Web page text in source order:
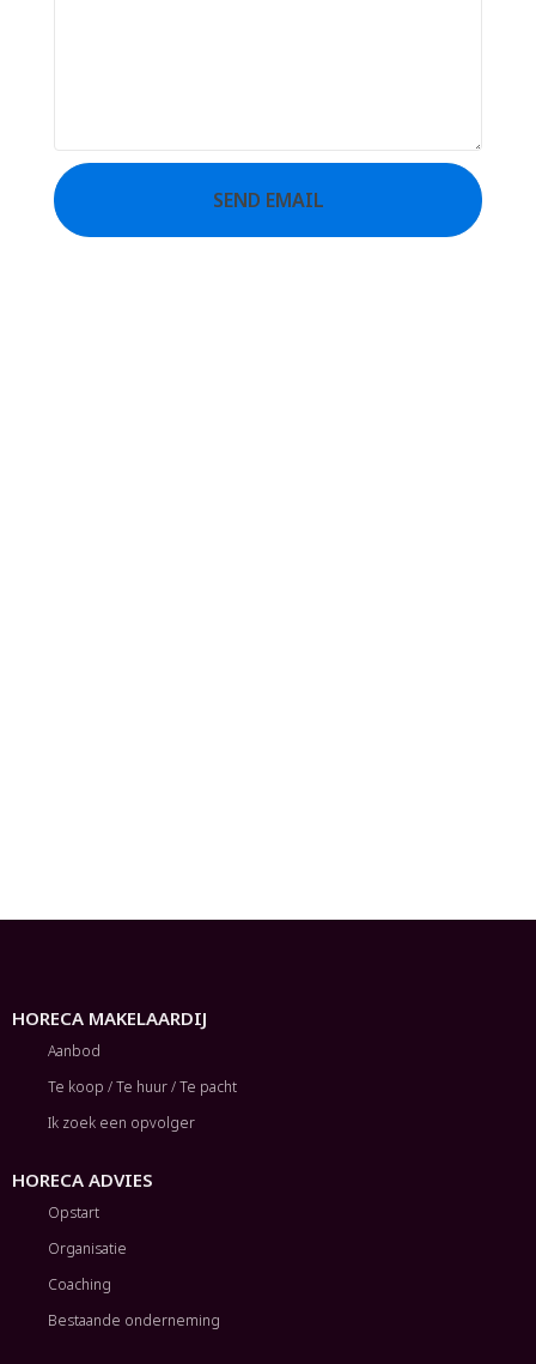
HORECA MAKELAARDIJ
Aanbod
Te koop / Te huur / Te pacht
Ik zoek een opvolger
HORECA ADVIES
Opstart
Organisatie
Coaching
Bestaande onderneming